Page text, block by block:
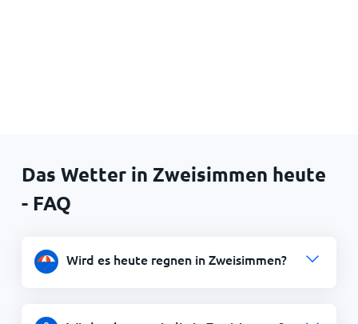
Das Wetter in Zweisimmen heute
- FAQ
Wird es heute regnen in Zweisimmen?